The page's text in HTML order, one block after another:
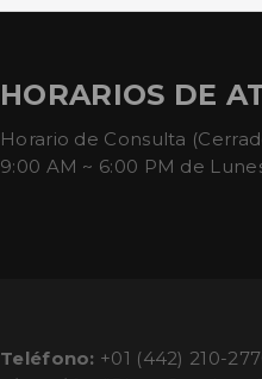
HORARIOS DE
Horario de Consulta
9:00 AM ~ 6:00 PM de
Teléfono: +01 (442) 210-